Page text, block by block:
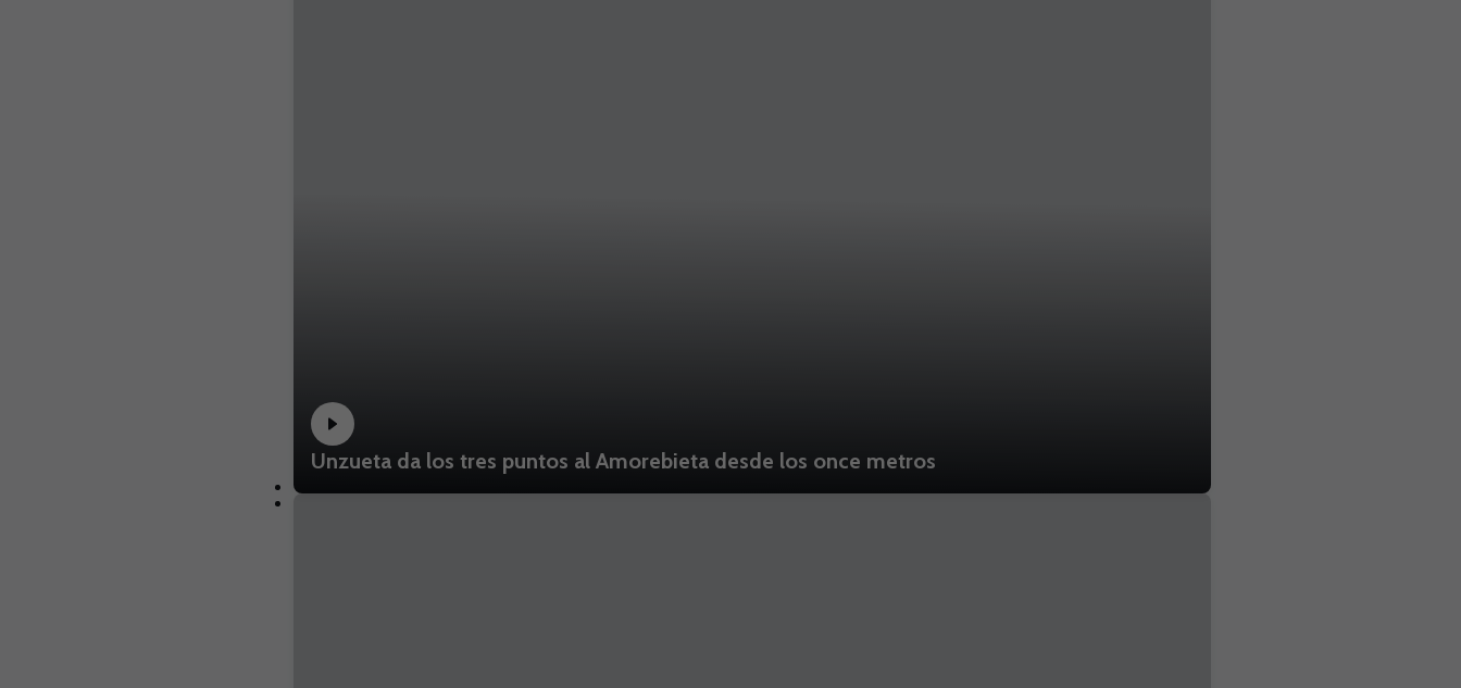
Unzueta da los tres puntos al Amorebieta desde los once metros